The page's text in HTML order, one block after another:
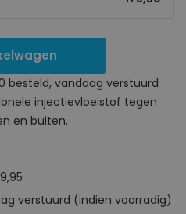
besteld, vandaag verstuurd
injectievloeistof tegen
en buiten.
verstuurd (indien voorradig)